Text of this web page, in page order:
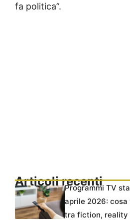
fa politica”.
Articoli recenti
Programmi TV
aprile 2026: cosa
tra fiction, reality